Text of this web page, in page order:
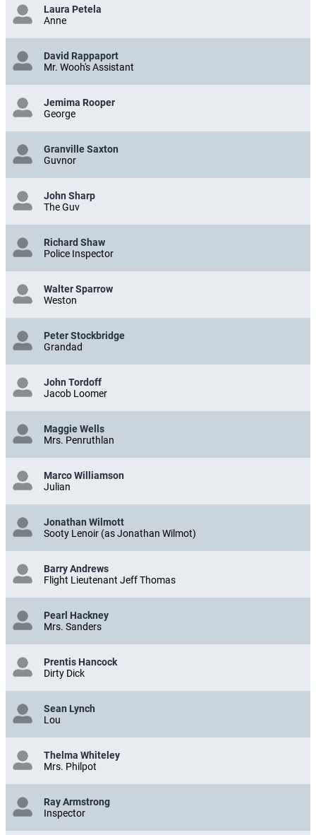
Laura Petela
Anne
David Rappaport
Mr. Wooh's Assistant
Jemima Rooper
George
Granville Saxton
Guvnor
John Sharp
The Guv
Richard Shaw
Police Inspector
Walter Sparrow
Weston
Peter Stockbridge
Grandad
John Tordoff
Jacob Loomer
Maggie Wells
Mrs. Penruthlan
Marco Williamson
Julian
Jonathan Wilmott
Sooty Lenoir (as Jonathan Wilmot)
Barry Andrews
Flight Lieutenant Jeff Thomas
Pearl Hackney
Mrs. Sanders
Prentis Hancock
Dirty Dick
Sean Lynch
Lou
Thelma Whiteley
Mrs. Philpot
Ray Armstrong
Inspector